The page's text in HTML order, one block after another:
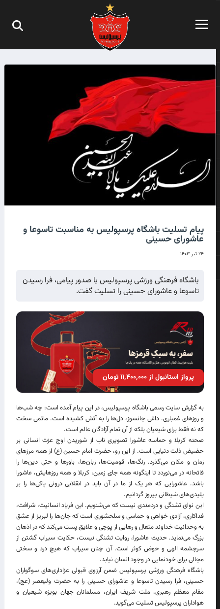
پیام تسلیت باشگاه پرسپولیس به مناسبت تاسوعا و
عاشورای حسینی
۲۴ تیر ۱۴۰۳
باشگاه فرهنگی ورزشی پرسپولیس با صدور پیامی، فرا رسیدن
تاسوعا و عاشورای حسینی را تسلیت گفت.
پرواز استانبول از ۱۱٬۴۰۰٬۰۰۰ تومان
به گزارش سایت رسمی باشگاه پرسپولیس، در این پیام آمده است: چه شب‌ها
و روزهای غمباری. داغی جانسوز، دل‌ها را به آتش کشیده است. ماتمی سخت
که نه فقط برای شیعیان بلکه از آن تمام آزادگان عالم است.
صحنه کربلا و حماسه عاشورا تصویری ناب از شوریدن اوج عزت انسانی بر
حضیض ذلت دنیایی است. از این رو، حضرت امام حسین (ع) از همه مرزهای
زمان و مکان می‌گذرد. رنگ‌ها، قومیت‌ها، زبان‌ها، باورها و حتی دین‌ها را
فاتحانه در می‌نوردد تا اینگونه همه جای زمین، کربلا و همه روزهایش، عاشورا
باشد. عاشورایی که هر یک از ما در آن باید در انقلابی درونی پاکی‌ها را بر
پلیدی‌های شیطانی پیروز گردانیم.
این نوای تشنگی و دردمندی نیست که می‌شنویم. این فریاد انسانیت، شرافت،
فداکاری، آزادی خواهی و حماسی و سلحشوری است که جان‌ها را لبریز از عشق
به وحدانیت خداوند متعال و رهایی از پوچی و علایق پست می‌کند که در اذهان
بزرگ می‌نماید. حدیث عاشورا، روایت تشنگی نیست، حکایت سیراب گشتن از
سرچشمه الهی و حوض کوثر است. آن چنان سیراب که هیچ درد و سختی
مجالی برای خودنمایی در وجود انسان نیابد.
باشگاه فرهنگی ورزشی پرسپولیس ضمن آرزوی قبولی عزاداری‌های سوگواران
حسینی، فرا رسیدن تاسوعا و عاشورای حسینی را به حضرت ولیعصر (عج)،
مقام معظم رهبری، ملت شریف ایران، مسلمانان جهان بویژه شیعیان و
هواداران پرسپولیس تسلیت می‌گوید.